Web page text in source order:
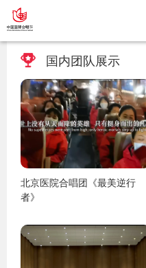
国内团队展示
北京医院合唱团《最美逆行
者》